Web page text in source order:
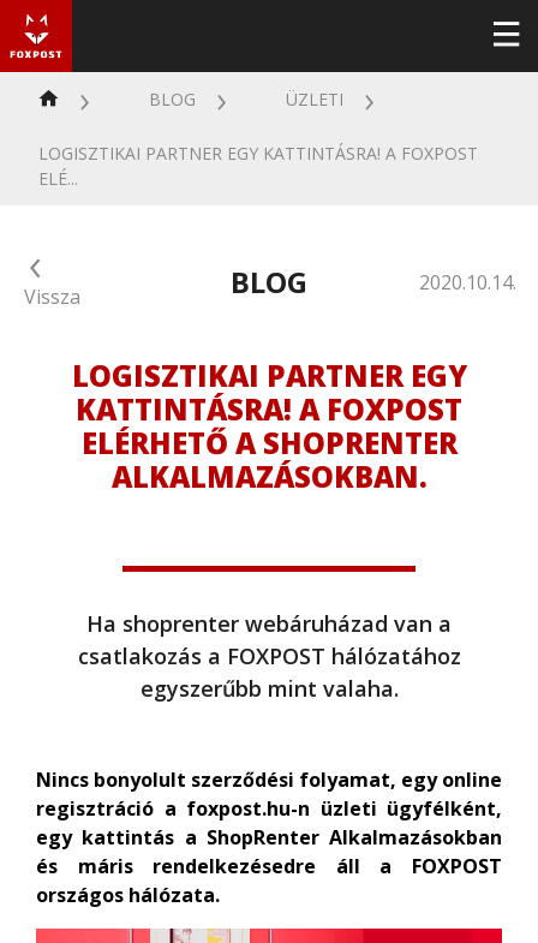
BLOG ÜZLETI
LOGISZTIKAI PARTNER EGY KATTINTÁSRA! A FOXPOST
ELÉ...
Vissza BLOG 2020.10.14.
LOGISZTIKAI PARTNER EGY
KATTINTÁSRA! A FOXPOST
ELÉRHETŐ A SHOPRENTER
ALKALMAZÁSOKBAN.
Ha shoprenter webáruházad van a
csatlakozás a FOXPOST hálózatához
egyszerűbb mint valaha.
Nincs bonyolult szerződési folyamat, egy online
regisztráció a foxpost.hu-n üzleti ügyfélként,
egy kattintás a ShopRenter Alkalmazásokban
és máris rendelkezésedre áll a FOXPOST
országos hálózata.